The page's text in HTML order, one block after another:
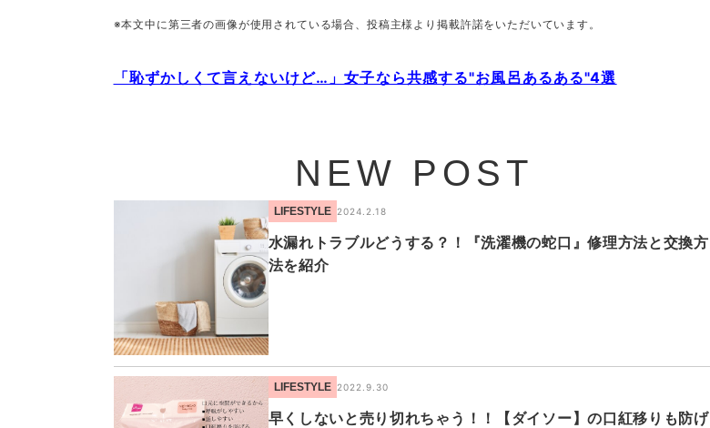
※本文中に第三者の画像が使用されている場合、投稿主様より掲載許諾をいただいています。
「恥ずかしくて言えないけど…」女子なら共感する"お風呂あるある"4選
NEW POST
LIFESTYLE 2024.2.18
水漏れトラブルどうする？！『洗濯機の蛇口』修理方法と交換方
法を紹介
LIFESTYLE 2022.9.30
早くしないと売り切れちゃう！！【ダイソー】の口紅移りも防げ